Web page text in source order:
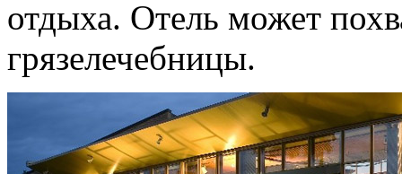
отдыха. Отель может
грязелечебницы.